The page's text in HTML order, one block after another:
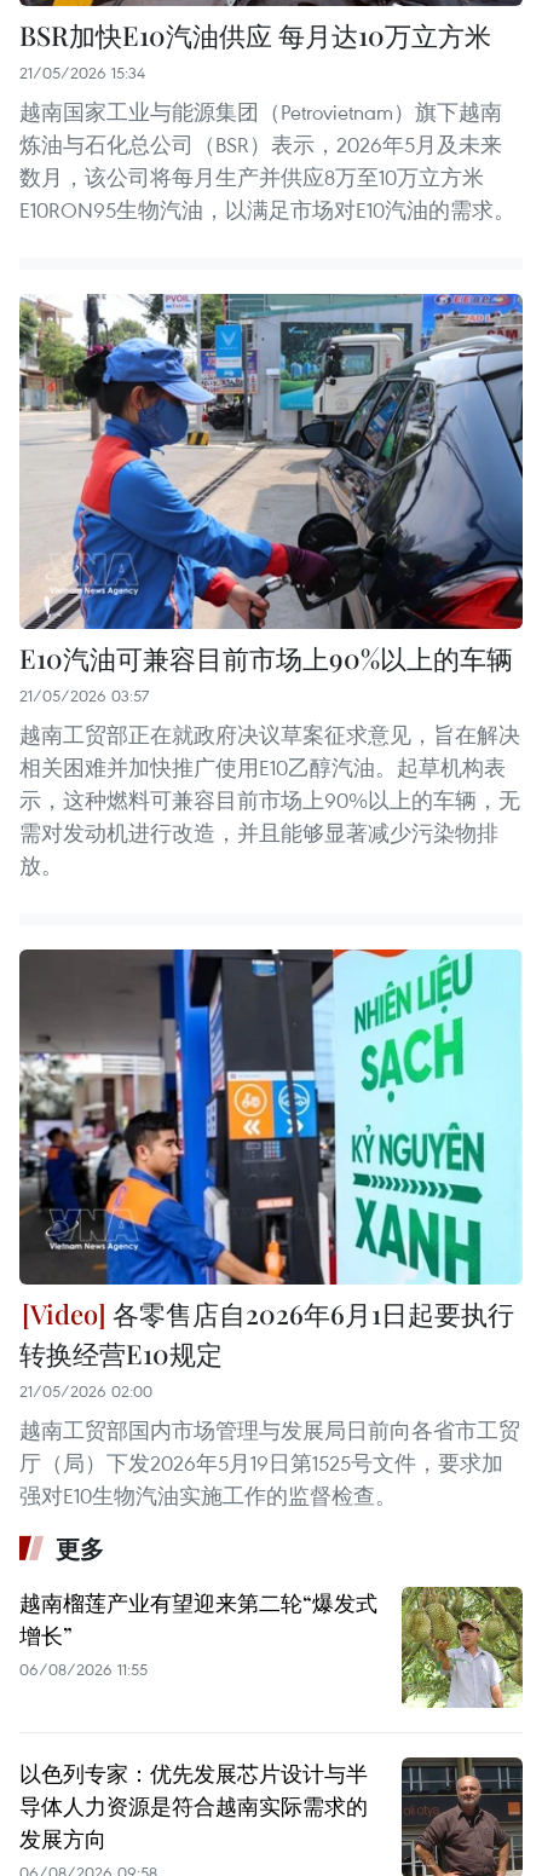
BSR加快E10汽油供应 每月达10万立方米
21/05/2026 15:34
越南国家工业与能源集团（Petrovietnam）旗下越南
炼油与石化总公司（BSR）表示，2026年5月及未来
数月，该公司将每月生产并供应8万至10万立方米
E10RON95生物汽油，以满足市场对E10汽油的需求。
E10汽油可兼容目前市场上90%以上的车辆
21/05/2026 03:57
越南工贸部正在就政府决议草案征求意见，旨在解决
相关困难并加快推广使用E10乙醇汽油。起草机构表
示，这种燃料可兼容目前市场上90%以上的车辆，无
需对发动机进行改造，并且能够显著减少污染物排
放。
各零售店自2026年6月1日起要执行
转换经营E10规定
21/05/2026 02:00
越南工贸部国内市场管理与发展局日前向各省市工贸
厅（局）下发2026年5月19日第1525号文件，要求加
强对E10生物汽油实施工作的监督检查。
更多
越南榴莲产业有望迎来第二轮“爆发式
增长”
06/08/2026 11:55
以色列专家：优先发展芯片设计与半
导体人力资源是符合越南实际需求的
发展方向